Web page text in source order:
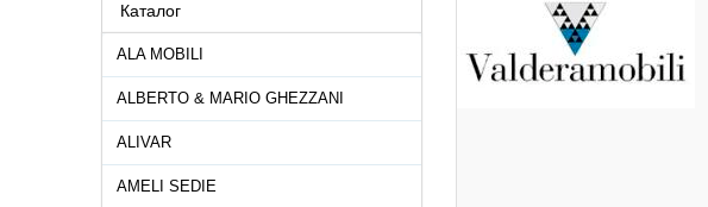
Каталог
ALA MOBILI
ALBERTO & MARIO GHEZZANI
ALIVAR
AMELI SEDIE